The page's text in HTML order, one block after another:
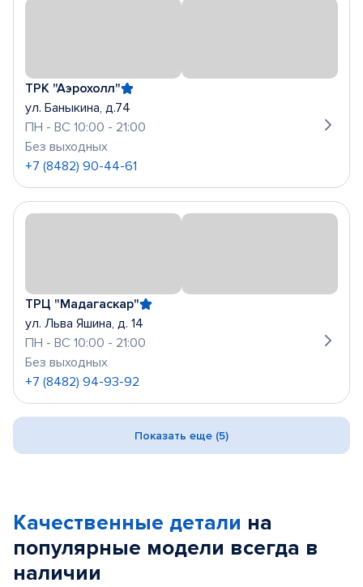
ТРК "Аэрохолл"
ул. Баныкина, д.74
ПН - ВС 10:00 - 21:00
Без выходных
+7 (8482) 90-44-61
ТРЦ "Мадагаскар"
ул. Льва Яшина, д. 14
ПН - ВС 10:00 - 21:00
Без выходных
+7 (8482) 94-93-92
Показать еще (5)
Качественные детали на
популярные модели всегда в
наличии